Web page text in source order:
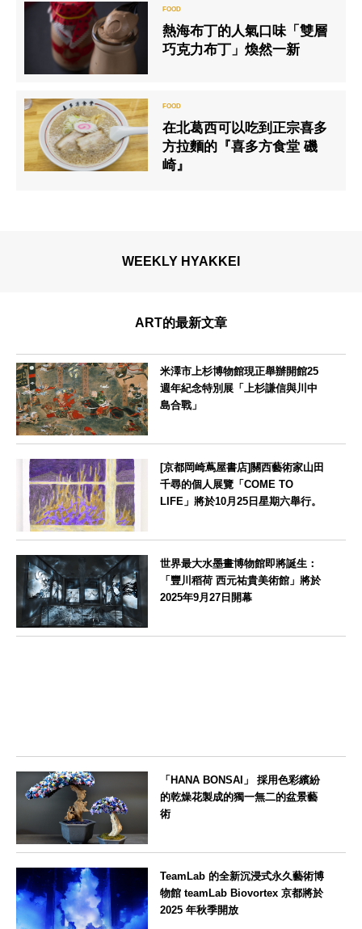
熱海布丁的人氣口味「雙層
巧克力布丁」煥然一新
在北葛西可以吃到正宗喜多
方拉麵的『喜多方食堂 磯
崎』
WEEKLY HYAKKEI
ART的最新文章
米澤市上杉博物館現正舉辦開館25
週年紀念特別展「上杉謙信與川中
島合戰」
[京都岡崎蔦屋書店]關西藝術家山田
千尋的個人展覽「COME TO
LIFE」將於10月25日星期六舉行。
世界最大水墨畫博物館即將誕生：
「豐川稻荷 西元祐貴美術館」將於
2025年9月27日開幕
「HANA BONSAI」 採用色彩繽紛
的乾燥花製成的獨一無二的盆景藝
術
TeamLab 的全新沉浸式永久藝術博
物館 teamLab Biovortex 京都將於
2025 年秋季開放